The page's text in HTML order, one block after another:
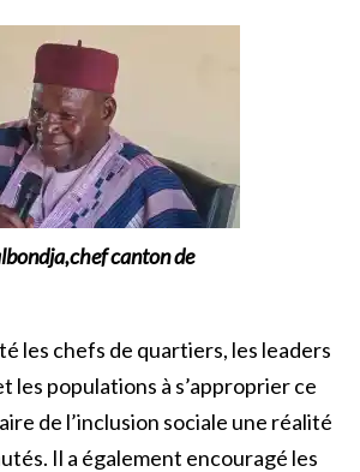
canton de
les chefs de quartiers, les leaders
les populations à s’approprier ce
de l’inclusion sociale une réalité
Il a également encouragé les